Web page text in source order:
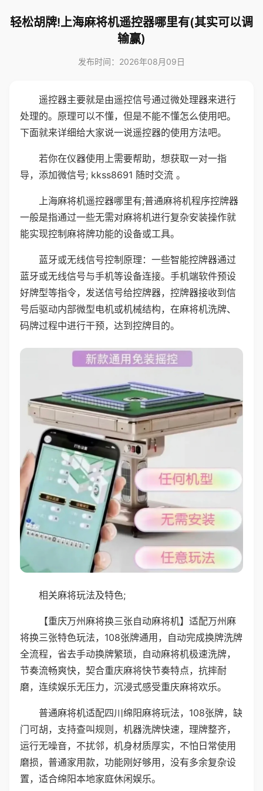
轻松胡牌!上海麻将机遥控器哪里有(其实可以调
输赢)
发布时间：2026年08月09日
遥控器主要就是由遥控信号通过微处理器来进行
处理的。原理可以不懂，但是不能不懂怎么使用吧。
下面就来详细给大家说一说遥控器的使用方法吧。
若你在仪器使用上需要帮助，想获取一对一指
导，添加微信号; kkss8691 随时交流 。
上海麻将机遥控器哪里有;普通麻将机程序控牌器
一般是指通过一些无需对麻将机进行复杂安装操作就
能实现控制麻将牌功能的设备或工具。
蓝牙或无线信号控制原理：一些智能控牌器通过
蓝牙或无线信号与手机等设备连接。手机端软件预设
好牌型等指令，发送信号给控牌器，控牌器接收到信
号后驱动内部微型电机或机械结构，在麻将机洗牌、
码牌过程中进行干预，达到控牌目的。
相关麻将玩法及特色;
【重庆万州麻将换三张自动麻将机】适配万州麻
将换三张特色玩法，108张牌通用，自动完成换牌洗牌
全流程，省去手动换牌繁琐，自动麻将机极速洗牌，
节奏流畅爽快，契合重庆麻将快节奏特点，抗摔耐
磨，连续娱乐无压力，沉浸式感受重庆麻将欢乐。
普通麻将机适配四川绵阳麻将玩法，108张牌，缺
门可胡，支持查叫规则，机器洗牌快速，理牌整齐，
运行无噪音，不扰邻，机身材质厚实，不怕日常使用
磨损，普通家用款，功能刚好够用，没有多余复杂设
置，适合绵阳本地家庭休闲娱乐。